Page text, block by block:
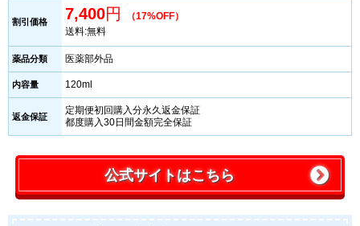
割引価格 7,400円
（17%OFF）
送料:無料
薬品分類 医薬部外品
内容量 120ml
返金保証
定期便初回購入分永久返金保証
都度購入30日間金額完全保証
公式サイトはこちら